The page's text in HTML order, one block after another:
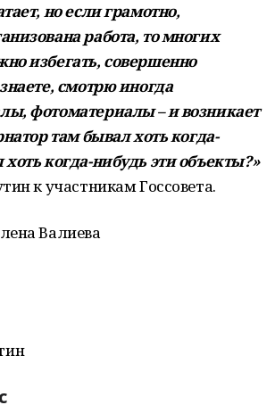
но если грамотно,
работа, то многих
избегать, совершенно
смотрю иногда
фотоматериалы – и возникает
там бывал хоть когда-
когда-нибудь эти объекты?»
к участникам Госсовета.
Валиева